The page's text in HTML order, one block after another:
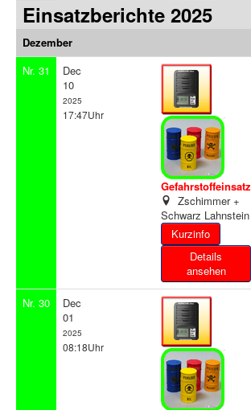
Einsatzberichte 2025
Dezember
Nr. 31
Dec
10
2025
17:47Uhr
Gefahrstoffeinsatz
Zschimmer +
Schwarz Lahnstein
Details
ansehen
Nr. 30
Dec
01
2025
08:18Uhr